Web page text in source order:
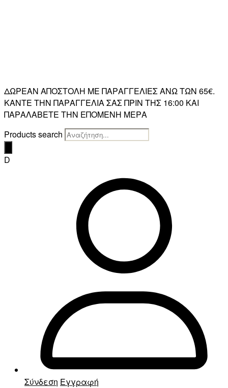
ΔΩΡΕΑΝ ΑΠΟΣΤΟΛΗ ΜΕ ΠΑΡΑΓΓΕΛΙΕΣ ΑΝΩ ΤΩΝ 65€.
ΚΑΝΤΕ ΤΗΝ ΠΑΡΑΓΓΕΛΙΑ ΣΑΣ ΠΡΙΝ ΤΗΣ 16:00 ΚΑΙ
ΠΑΡΑΛΑΒΕΤΕ ΤΗΝ ΕΠΟΜΕΝΗ ΜΕΡΑ
Products search
D
Σύνδεση Εγγραφή